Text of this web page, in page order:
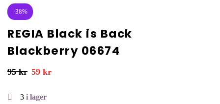
-38%
REGIA Black is Back
Blackberry 06674
95kr 59 kr
3 i lager